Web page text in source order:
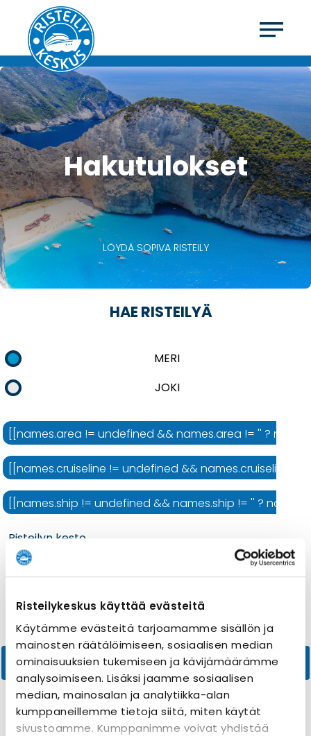
Risteilykeskus käyttää evästeitä
Käytämme evästeitä tarjoamamme sisällön ja
mainosten räätälöimiseen, sosiaalisen median
ominaisuuksien tukemiseen ja kävijämäärämme
analysoimiseen. Lisäksi jaamme sosiaalisen
median, mainosalan ja analytiikka-alan
kumppaneillemme tietoja siitä, miten käytät
sivustoamme. Kumppanimme voivat yhdistää
Hakutulokset
LÖYDÄ SOPIVA RISTEILY
HAE RISTEILYÄ
MERI
JOKI
[[names.area != undefined && names.area != '' ?
[[names.cruiseline != undefined && names.cruiseline
[[names.ship != undefined && names.ship != '' ?
Risteilyn kesto